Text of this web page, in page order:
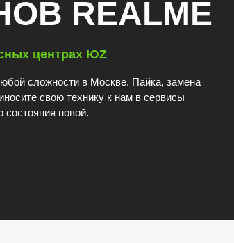
сложности в Москве. Пайка, замена
свою технику к нам в сервисы
состояния новой.
центрах ЮZ
REALME